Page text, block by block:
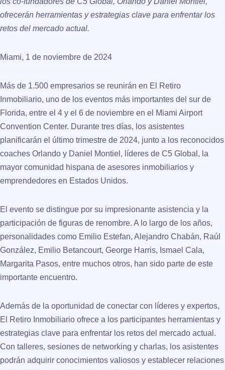
ofrecerán herramientas y estrategias clave para enfrentar los
retos del mercado actual.
Miami, 1 de noviembre de 2024
Más de 1.500 empresarios se reunirán en El Retiro
Inmobiliario, uno de los eventos más importantes del sur de
Florida, entre el 4 y el 6 de noviembre en el Miami Airport
Convention Center. Durante tres días, los asistentes
planificarán el último trimestre de 2024, junto a los reconocidos
coaches Orlando y Daniel Montiel, líderes de C5 Global, la
mayor comunidad hispana de asesores inmobiliarios y
emprendedores en Estados Unidos.
El evento se distingue por su impresionante asistencia y la
participación de figuras de renombre. A lo largo de los años,
personalidades como Emilio Estefan, Alejandro Chabán, Raúl
González, Emilio Betancourt, George Harris, Ismael Cala,
Margarita Pasos, entre muchos otros, han sido parte de este
importante encuentro.
Además de la oportunidad de conectar con líderes y expertos,
El Retiro Inmobiliario ofrece a los participantes herramientas y
estrategias clave para enfrentar los retos del mercado actual.
Con talleres, sesiones de networking y charlas, los asistentes
podrán adquirir conocimientos valiosos y establecer relaciones